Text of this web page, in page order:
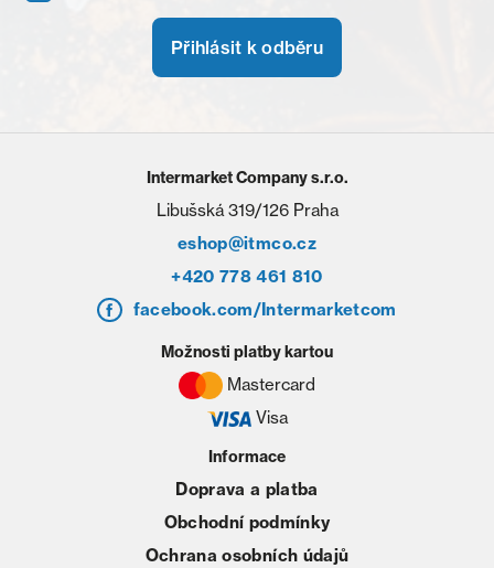
Přihlásit k odběru
Intermarket Company s.r.o.
Libušská 319/126 Praha
eshop@itmco.cz
+420 778 461 810
facebook.com/Intermarketcom
Informace
Doprava a platba
Obchodní podmínky
Ochrana osobních údajů
Možnosti platby kartou
Mastercard
Visa